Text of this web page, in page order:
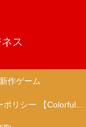
ス
新作ゲーム
プライバシーポリシー 【Colorful Creation】